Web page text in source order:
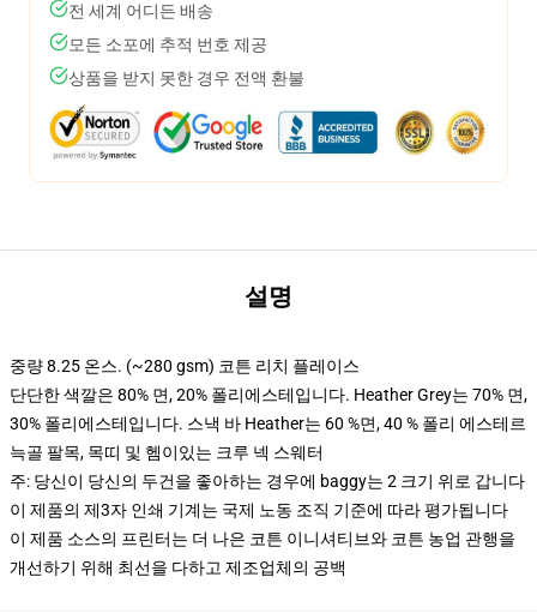
전 세계 어디든 배송
모든 소포에 추적 번호 제공
상품을 받지 못한 경우 전액 환불
설명
중량 8.25 온스. (~280 gsm) 코튼 리치 플레이스
단단한 색깔은 80% 면, 20% 폴리에스테입니다. Heather Grey는 70% 면,
30% 폴리에스테입니다. 스낵 바 Heather는 60 %면, 40 % 폴리 에스테르
늑골 팔목, 목띠 및 헴이있는 크루 넥 스웨터
주: 당신이 당신의 두건을 좋아하는 경우에 baggy는 2 크기 위로 갑니다
이 제품의 제3자 인쇄 기계는 국제 노동 조직 기준에 따라 평가됩니다
이 제품 소스의 프린터는 더 나은 코튼 이니셔티브와 코튼 농업 관행을
개선하기 위해 최선을 다하고 제조업체의 공백